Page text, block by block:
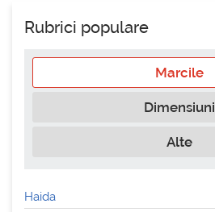
Rubrici populare
Marcile
Dimensiuni
Alte
Haida